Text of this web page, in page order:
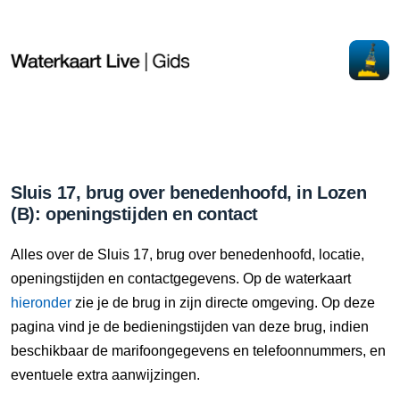
Sluis 17, brug over benedenhoofd, in Lozen
(B): openingstijden en contact
Alles over de Sluis 17, brug over benedenhoofd, locatie,
openingstijden en contactgegevens. Op de waterkaart
hieronder zie je de brug in zijn directe omgeving. Op deze
pagina vind je de bedieningstijden van deze brug, indien
beschikbaar de marifoongegevens en telefoonnummers, en
eventuele extra aanwijzingen.